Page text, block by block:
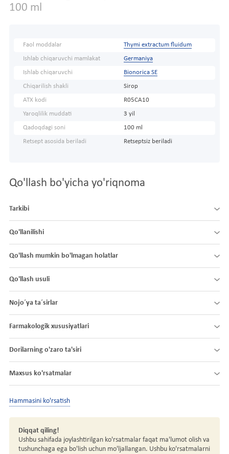
100 ml
Faol moddalar Thymi extractum fluidum
Ishlab chiqaruvchi mamlakat Germaniya
Ishlab chiqaruvchi Bionorica SE
Chiqarilish shakli Sirop
ATX kodi R05CA10
Yaroqlilik muddati 3 yil
Qadoqdagi soni 100 ml
Retsept asosida beriladi Retseptsiz beriladi
Qo'llash bo'yicha yo'riqnoma
Tarkibi
Qo'llanilishi
Qo'llash mumkin bo'lmagan holatlar
Qo'llash usuli
Nojo´ya ta´sirlar
Farmakologik xususiyatlari
Dorilarning o'zaro ta'siri
Maxsus ko'rsatmalar
Hammasini ko'rsatish
Diqqat qiling!
Ushbu sahifada joylashtirilgan ko'rsatmalar faqat ma'lumot olish va
tushunchaga ega bo'lish uchun mo'ljallangan. Ushbu ko'rsatmalarni